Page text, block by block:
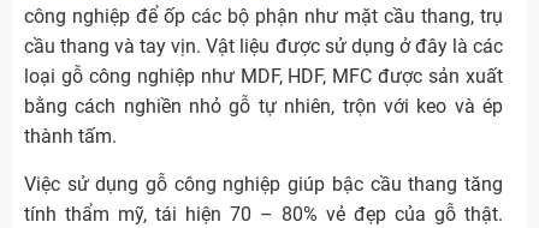
công nghiệp để ốp các bộ phận như mặt cầu thang, trụ
cầu thang và tay vịn. Vật liệu được sử dụng ở đây là các
loại gỗ công nghiệp như MDF, HDF, MFC được sản xuất
bằng cách nghiền nhỏ gỗ tự nhiên, trộn với keo và ép
thành tấm.
Việc sử dụng gỗ công nghiệp giúp bậc cầu thang tăng
tính thẩm mỹ, tái hiện 70 – 80% vẻ đẹp của gỗ thật.